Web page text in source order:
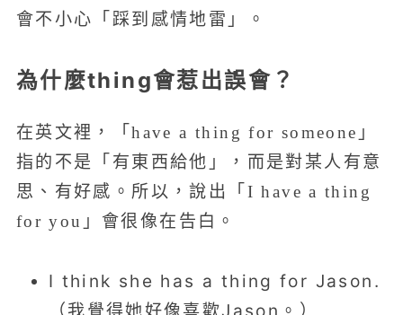
會不小心「踩到感情地雷」。
為什麼thing會惹出誤會？
在英文裡，「have a thing for someone」
指的不是「有東西給他」，而是對某人有意
思、有好感。所以，說出「I have a thing
for you」會很像在告白。
I think she has a thing for Jason.
（我覺得她好像喜歡Jason。）